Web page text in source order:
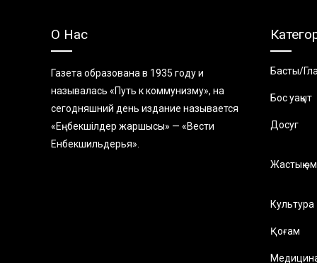
О Нас
Газета образована в 1935 году и
называлась «Путь к коммунизму», на
сегодняшний день издание называется
«Еңбекшiлдер жаршысы» — «Вести
Енбекшильдерья».
Басты/
Бос уақыт
Досуг
Жастық
Культура
Қоғам